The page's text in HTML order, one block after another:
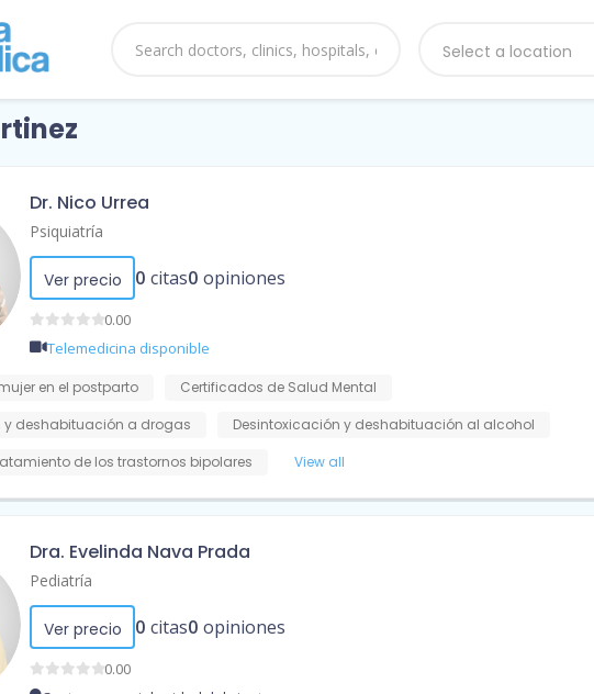
Select a location
Dr. Nico Urrea
Psiquiatría
Ver precio 0 citas0 opiniones
0.00
Telemedicina disponible
en el postparto
Certificados de Salud Mental
y deshabituación a drogas
Desintoxicación y deshabituación al alcohol
de los trastornos bipolares
View all
Dra. Evelinda Nava Prada
Pediatría
Ver precio 0 citas0 opiniones
0.00